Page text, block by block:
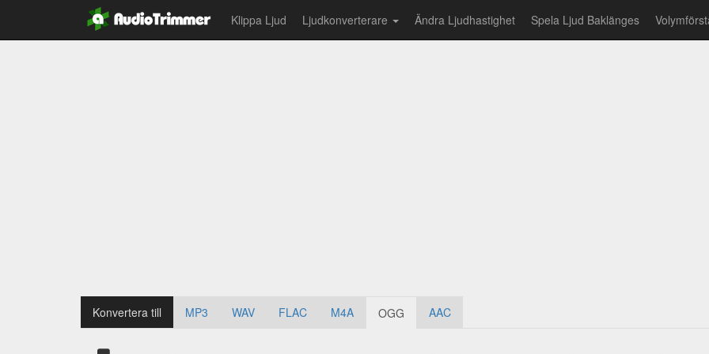
Klippa Ljud Ljudkonverterare Ändra Ljudhastighet Spela Ljud Baklänges
Konvertera till MP3 WAV FLAC M4A OGG AAC